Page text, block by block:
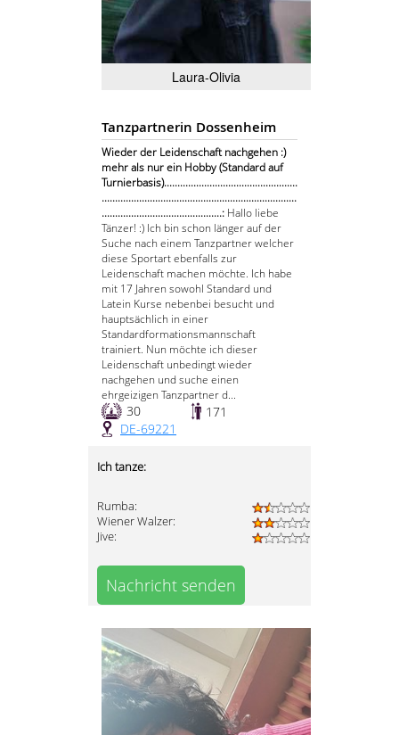
Laura-Olivia
Tanzpartnerin Dossenheim
Wieder der Leidenschaft nachgehen :)
mehr als nur ein Hobby (Standard auf
Turnierbasis)..................................................
.........................................................................
.............................................: Hallo liebe
Tänzer! :) Ich bin schon länger auf der
Suche nach einem Tanzpartner welcher
diese Sportart ebenfalls zur
Leidenschaft machen möchte. Ich habe
mit 17 Jahren sowohl Standard und
Latein Kurse nebenbei besucht und
hauptsächlich in einer
Standardformationsmannschaft
trainiert. Nun möchte ich dieser
Leidenschaft unbedingt wieder
nachgehen und suche einen
ehrgeizigen Tanzpartner d...
30
171
DE-69221
Ich tanze:
Rumba:
Wiener Walzer:
Jive:
Nachricht senden